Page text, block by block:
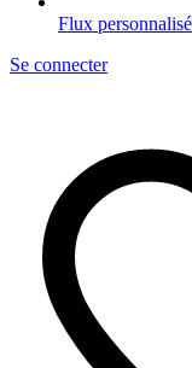
Flux personnalisé
Se connecter